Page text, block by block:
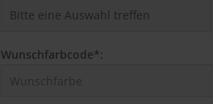
Wunschfarbcode*: